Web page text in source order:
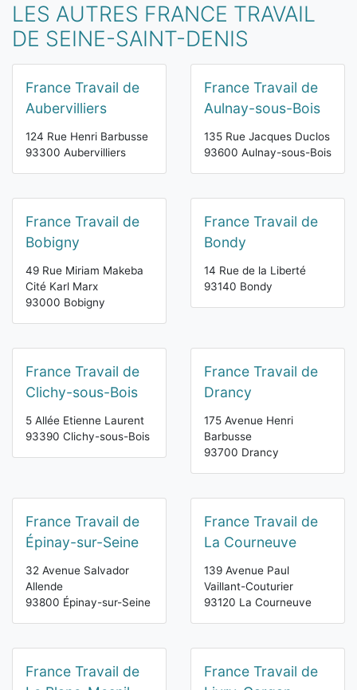
LES AUTRES FRANCE TRAVAIL
DE SEINE-SAINT-DENIS
France Travail de
Aubervilliers
124 Rue Henri Barbusse
93300 Aubervilliers
France Travail de
Aulnay-sous-Bois
135 Rue Jacques Duclos
93600 Aulnay-sous-Bois
France Travail de
Bobigny
49 Rue Miriam Makeba
Cité Karl Marx
93000 Bobigny
France Travail de
Bondy
14 Rue de la Liberté
93140 Bondy
France Travail de
Clichy-sous-Bois
5 Allée Etienne Laurent
93390 Clichy-sous-Bois
France Travail de
Drancy
175 Avenue Henri
Barbusse
93700 Drancy
France Travail de
Épinay-sur-Seine
32 Avenue Salvador
Allende
93800 Épinay-sur-Seine
France Travail de
La Courneuve
139 Avenue Paul
Vaillant-Couturier
93120 La Courneuve
France Travail de
France Travail de